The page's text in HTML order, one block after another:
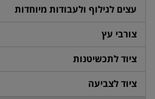
עצים לגילוף ולעבודות מיוחדות
צורבי עץ
ציוד לתכשיטנות
ציוד לצביעה